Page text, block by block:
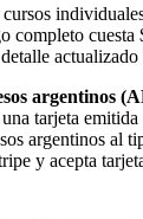
completo cuesta
actualizado
argentinos (
tarjeta emitida
argentinos al
y acepta